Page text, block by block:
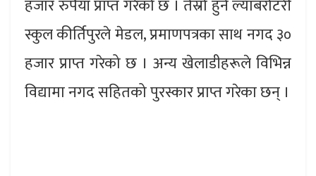
हजार रुपैयाँ प्राप्त गरेको छ । तेस्रो हुने ल्याबरोटरी
स्कुल कीर्तिपुरले मेडल, प्रमाणपत्रका साथ नगद ३०
हजार प्राप्त गरेको छ । अन्य खेलाडीहरूले विभिन्न
विद्यामा नगद सहितको पुरस्कार प्राप्त गरेका छन् ।